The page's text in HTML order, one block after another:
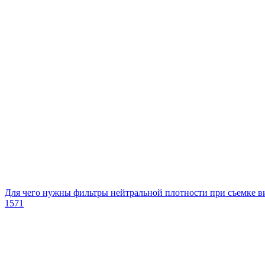
Для чего нужны фильтры нейтральной плотности при съемке
1571